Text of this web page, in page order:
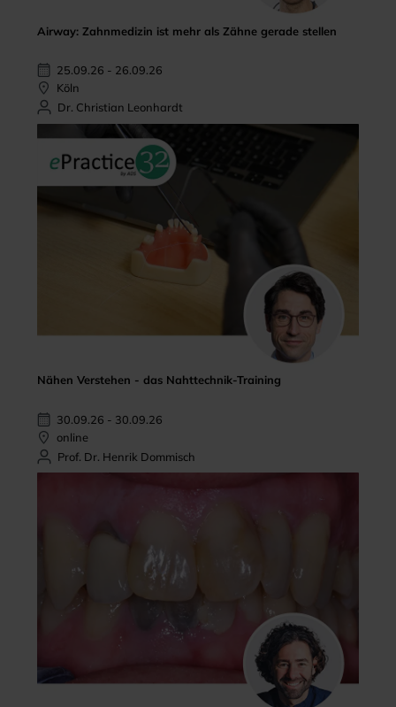
Airway: Zahnmedizin ist mehr als Zähne gerade stellen
25.09.26 - 26.09.26
Köln
Dr. Christian Leonhardt
Nähen Verstehen - das Nahttechnik-Training
30.09.26 - 30.09.26
online
Prof. Dr. Henrik Dommisch